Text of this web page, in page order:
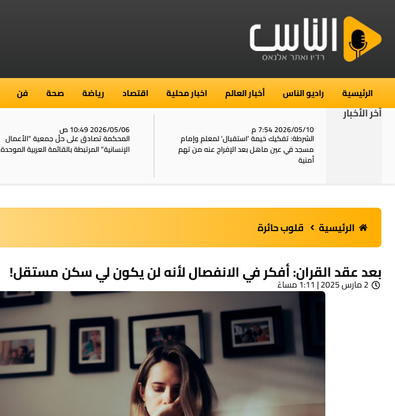
الرئيسية راديو الناس أخبار العالم اخبار محلية اقتصاد رياضة صحة فن
آخر الأخبار
2026/05/10 7:54 م
الشرطة: تفكيك خيمة ‘استقبال‘ لمعلم وإمام
مسجد في عين ماهل بعد الإفراج عنه من تهم
أمنية
2026/05/06 10:49 ص
المحكمة تصادق على حلّ جمعية “الأعمال
الإنسانية” المرتبطة بالقائمة العربية الموحدة
الرئيسية قلوب حائرة
بعد عقد القران: أفكر في الانفصال لأنه لن يكون لي سكن مستقل!
2 مارس 2025 | 1:11 مساءً